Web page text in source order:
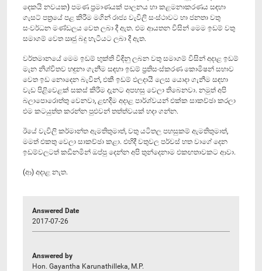
දෙකයි නවයක) පමණ ප්‍රමාණයක් පාලනය හා කළමනාකරණය සඳහා
ගැසට් පත්‍රයේ පළ කිරීම මගින් රාජ්‍ය වැවිලි සංස්ථාවට හා ජනතා වතු
සංවර්ධන මණ්ඩලය වෙත ලබා දී ඇත. එම ආයතන විසින් මෙම ඉඩම් වතු
සමාගම් වෙත ඍජු බදු හැටියට ලබා දී ඇත.
වර්තමානයේ මෙම ඉඩම් භුක්ති විඳිනු ලබන වතු සමාගම් විසින් අදාළ ඉඩම්
මැන නිශ්චිතව හඳුනා ගැනීම සඳහා ඉඩම් ප්‍රතිසංස්කරණ කොමිෂන් සභාව
වෙත ඉඩ නොදෙන බැවින්, එකී ඉඩම් ඵලදායී ලෙස යොදා ගැනීම සඳහා
වැඩ පිළිවෙළක් සකස් කිරීම දැනට අපහසු වෙලා තිබෙනවා. නමුත් අපි
බලාපොරොත්තු වෙනවා, ළඟදීම අදාළ පාර්ශ්වයන් එක්ක සාකච්ඡා කරලා
එම කටයුත්ත කරන්න පුළුවන් තත්ත්වයක් හදා ගන්න.
ඊයේ වැවිලි කර්මාන්ත ඇමතිතුමාත්, වතු යටිතල පහසුකම් ඇමතිතුමාත්,
මමත් එකතු වෙලා සාකච්ඡා කළා. එහිදී වතුවල පර්චස් හත වාගේ දෙන
ඉඩම්වලටත් කඩිනමින් ඔප්පු දෙන්න අපි තුන්දෙනාම එකඟතාවකට ආවා.
(ආ) අදාළ නැත.
Answered Date
2017-07-26
Answered by
Hon. Gayantha Karunathilleka, M.P.